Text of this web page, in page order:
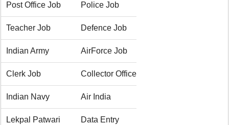
Post Office Job Police Job
Teacher Job Defence Job
Indian Army AirForce Job
Clerk Job Collector Office
Indian Navy Air India
Lekpal Patwari Data Entry